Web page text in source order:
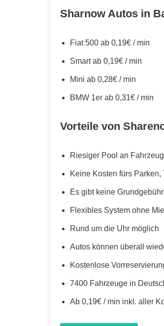
Sharnow Autos in
Fiat 500 ab 0,19€ / min
Smart ab 0,19€ / min
Mini ab 0,28€ / min
BMW 1er ab 0,31€ / min
Vorteile von
Riesiger Pool an
Keine Kosten fürs
Es gibt keine Grundgebühr
Flexibles System ohne
Rund um die Uhr möglich
Autos können überall
Kostenlose
7400 Fahrzeuge in
Ab 0,19€ / min inkl. aller